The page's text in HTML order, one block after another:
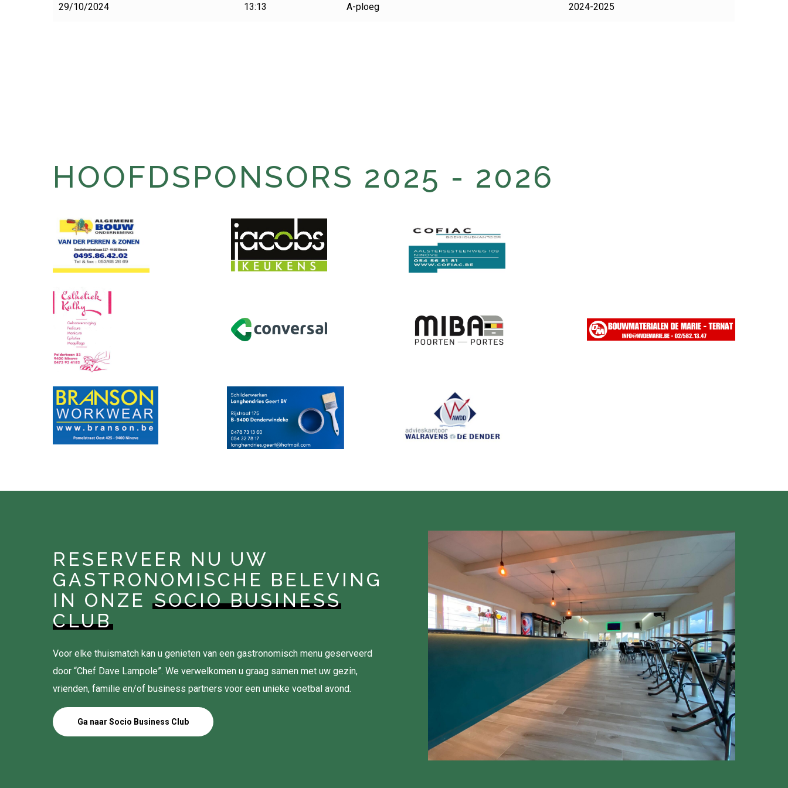
29/10/2024 13:13 A-ploeg 2024-2025
HOOFDSPONSORS 2025 - 2026
RESERVEER NU UW
GASTRONOMISCHE BELEVING
IN ONZESOCIO BUSINESS
CLUB
Voor elke thuismatch kan u genieten van een gastronomisch menu geserveerd
door “Chef Dave Lampole”. We verwelkomen u graag samen met uw gezin,
vrienden, familie en/of business partners voor een unieke voetbal avond.
Ga naar Socio Business Club